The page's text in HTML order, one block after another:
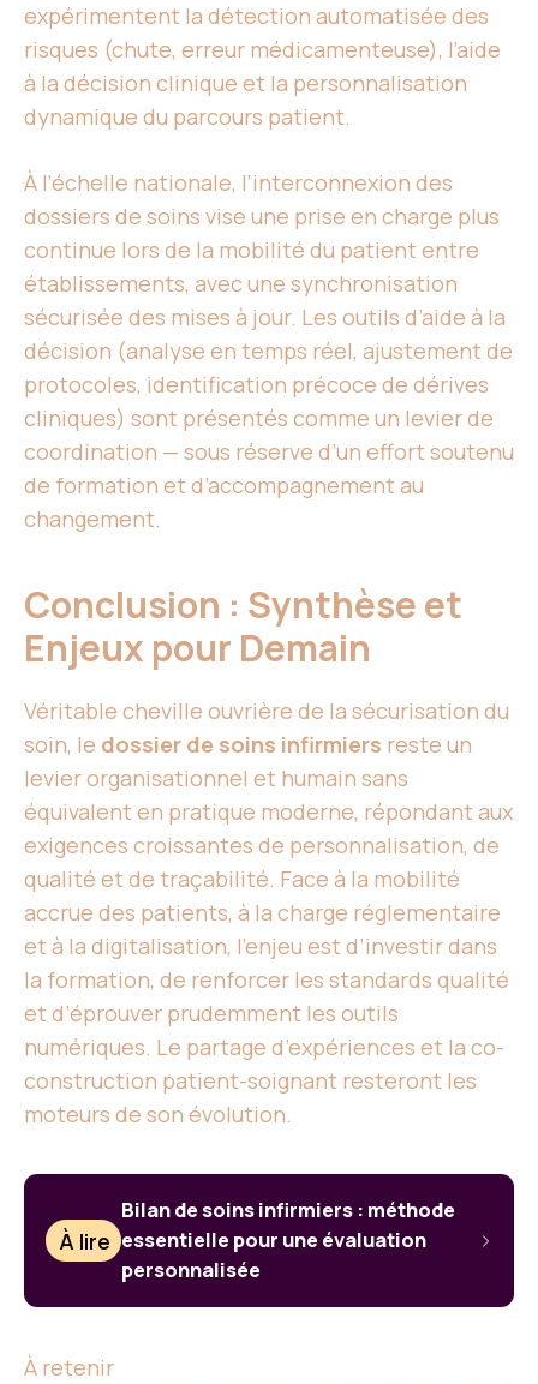
expérimentent la détection automatisée des
risques (chute, erreur médicamenteuse), l’aide
à la décision clinique et la personnalisation
dynamique du parcours patient.
À l’échelle nationale, l’interconnexion des
dossiers de soins vise une prise en charge plus
continue lors de la mobilité du patient entre
établissements, avec une synchronisation
sécurisée des mises à jour. Les outils d’aide à la
décision (analyse en temps réel, ajustement de
protocoles, identification précoce de dérives
cliniques) sont présentés comme un levier de
coordination — sous réserve d’un effort soutenu
de formation et d’accompagnement au
changement.
Conclusion : Synthèse et
Enjeux pour Demain
Véritable cheville ouvrière de la sécurisation du
soin, le dossier de soins infirmiers reste un
levier organisationnel et humain sans
équivalent en pratique moderne, répondant aux
exigences croissantes de personnalisation, de
qualité et de traçabilité. Face à la mobilité
accrue des patients, à la charge réglementaire
et à la digitalisation, l’enjeu est d’investir dans
la formation, de renforcer les standards qualité
et d’éprouver prudemment les outils
numériques. Le partage d’expériences et la co-
construction patient-soignant resteront les
moteurs de son évolution.
À lire
Bilan de soins infirmiers : méthode
essentielle pour une évaluation
personnalisée
À retenir